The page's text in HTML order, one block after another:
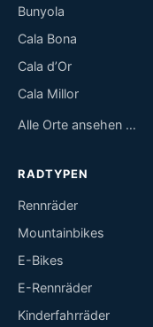
Bunyola
Cala Bona
Cala d’Or
Cala Millor
Alle Orte ansehen …
RADTYPEN
Rennräder
Mountainbikes
E-Bikes
E-Rennräder
Kinderfahrräder